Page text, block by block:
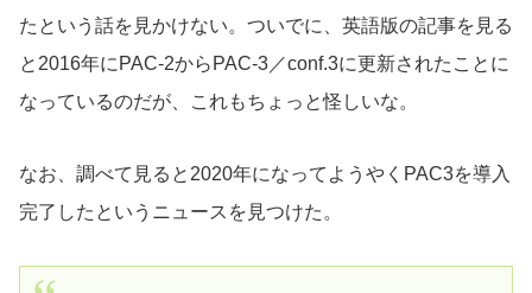
たという話を見かけない。ついでに、英語版の記事を見る
と2016年にPAC-2からPAC-3／conf.3に更新されたことに
なっているのだが、これもちょっと怪しいな。
なお、調べて見ると2020年になってようやくPAC3を導入
完了したというニュースを見つけた。